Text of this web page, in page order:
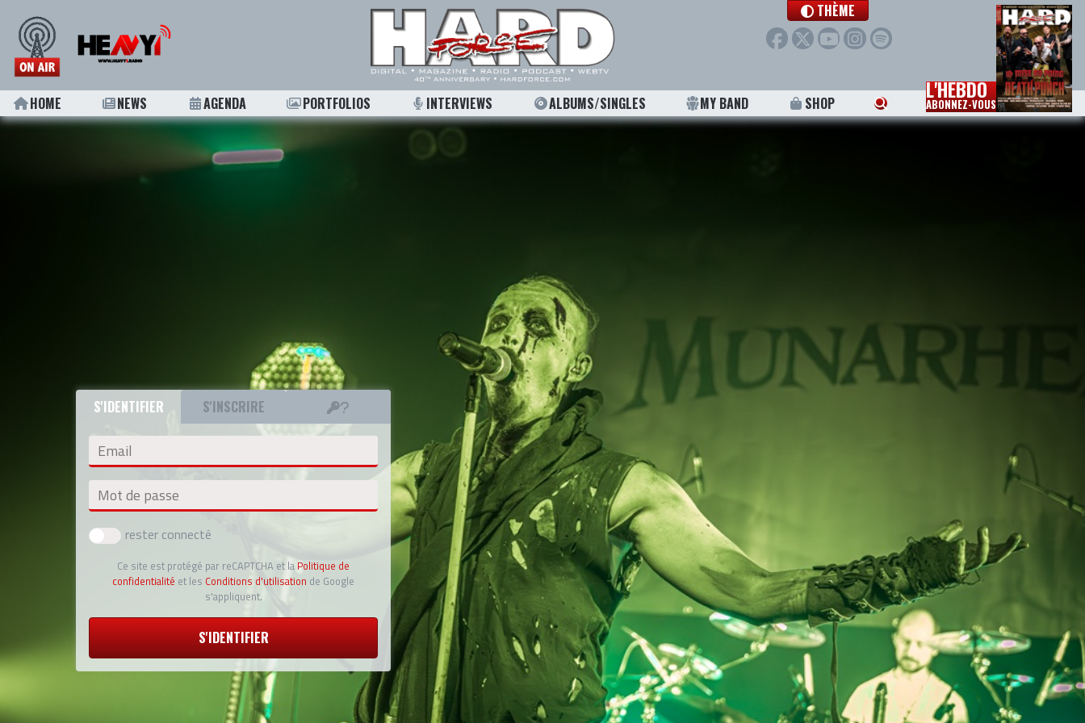
THÈME
HOME NEWS AGENDA PORTFOLIOS INTERVIEWS ALBUMS/SINGLES MY BAND SHOP L'HEBDO
ABONNEZ-VOUS
S'IDENTIFIER S'INSCRIRE
Email
Mot de passe
rester connecté
Ce site est protégé par reCAPTCHA et la Politique de
confidentialité et les Conditions d'utilisation de Google
s'appliquent.
S'IDENTIFIER